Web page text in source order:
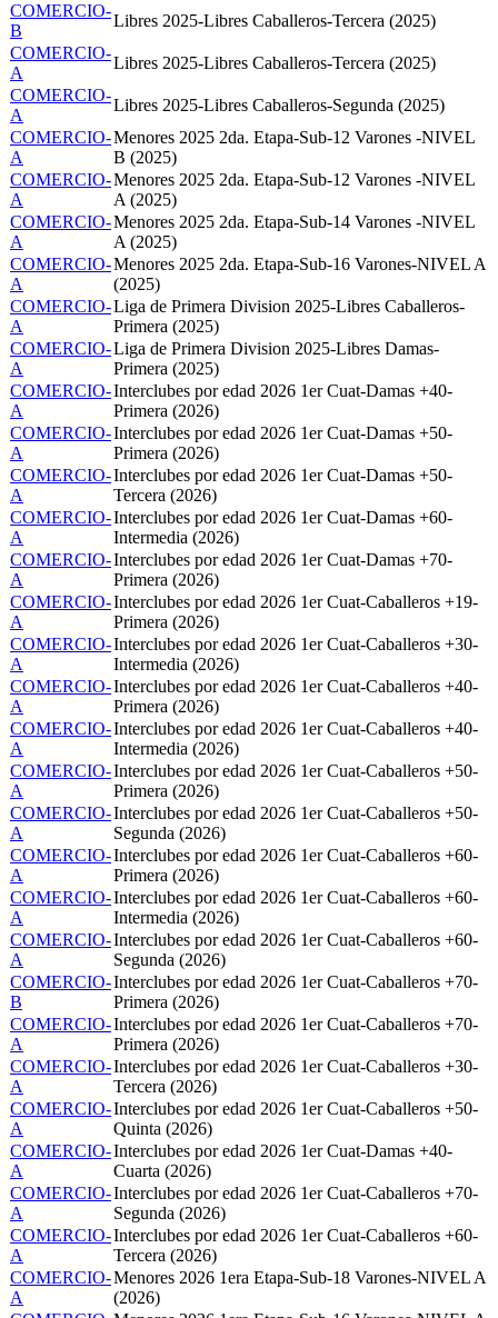
COMERCIO-
B
Libres 2025-Libres Caballeros-Tercera (2025)
COMERCIO-
A
Libres 2025-Libres Caballeros-Tercera (2025)
COMERCIO-
A
Libres 2025-Libres Caballeros-Segunda (2025)
COMERCIO-
A
Menores 2025 2da. Etapa-Sub-12 Varones -NIVEL
B (2025)
COMERCIO-
A
Menores 2025 2da. Etapa-Sub-12 Varones -NIVEL
A (2025)
COMERCIO-
A
Menores 2025 2da. Etapa-Sub-14 Varones -NIVEL
A (2025)
COMERCIO-
A
Menores 2025 2da. Etapa-Sub-16 Varones-NIVEL A
(2025)
COMERCIO-
A
Liga de Primera Division 2025-Libres Caballeros-
Primera (2025)
COMERCIO-
A
Liga de Primera Division 2025-Libres Damas-
Primera (2025)
COMERCIO-
A
Interclubes por edad 2026 1er Cuat-Damas +40-
Primera (2026)
COMERCIO-
A
Interclubes por edad 2026 1er Cuat-Damas +50-
Primera (2026)
COMERCIO-
A
Interclubes por edad 2026 1er Cuat-Damas +50-
Tercera (2026)
COMERCIO-
A
Interclubes por edad 2026 1er Cuat-Damas +60-
Intermedia (2026)
COMERCIO-
A
Interclubes por edad 2026 1er Cuat-Damas +70-
Primera (2026)
COMERCIO-
A
Interclubes por edad 2026 1er Cuat-Caballeros +19-
Primera (2026)
COMERCIO-
A
Interclubes por edad 2026 1er Cuat-Caballeros +30-
Intermedia (2026)
COMERCIO-
A
Interclubes por edad 2026 1er Cuat-Caballeros +40-
Primera (2026)
COMERCIO-
A
Interclubes por edad 2026 1er Cuat-Caballeros +40-
Intermedia (2026)
COMERCIO-
A
Interclubes por edad 2026 1er Cuat-Caballeros +50-
Primera (2026)
COMERCIO-
A
Interclubes por edad 2026 1er Cuat-Caballeros +50-
Segunda (2026)
COMERCIO-
A
Interclubes por edad 2026 1er Cuat-Caballeros +60-
Primera (2026)
COMERCIO-
A
Interclubes por edad 2026 1er Cuat-Caballeros +60-
Intermedia (2026)
COMERCIO-
A
Interclubes por edad 2026 1er Cuat-Caballeros +60-
Segunda (2026)
COMERCIO-
B
Interclubes por edad 2026 1er Cuat-Caballeros +70-
Primera (2026)
COMERCIO-
A
Interclubes por edad 2026 1er Cuat-Caballeros +70-
Primera (2026)
COMERCIO-
A
Interclubes por edad 2026 1er Cuat-Caballeros +30-
Tercera (2026)
COMERCIO-
A
Interclubes por edad 2026 1er Cuat-Caballeros +50-
Quinta (2026)
COMERCIO-
A
Interclubes por edad 2026 1er Cuat-Damas +40-
Cuarta (2026)
COMERCIO-
A
Interclubes por edad 2026 1er Cuat-Caballeros +70-
Segunda (2026)
COMERCIO-
A
Interclubes por edad 2026 1er Cuat-Caballeros +60-
Tercera (2026)
COMERCIO-
A
Menores 2026 1era Etapa-Sub-18 Varones-NIVEL A
(2026)